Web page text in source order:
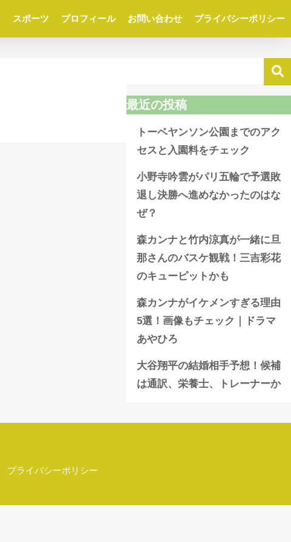
スポーツ プロフィール お問い合わせ プライバシーポリシー
最近の投稿
トーベヤンソン公園までのアク
セスと入園料をチェック
小野寺吟雲がパリ五輪で予選敗
退し決勝へ進めなかったのはな
ぜ？
森カンナと竹内涼真が一緒に旦
那さんのバスケ観戦！三吉彩花
のキューピットかも
森カンナがイケメンすぎる理由
5選！画像もチェック｜ドラマ
あやひろ
大谷翔平の結婚相手予想！候補
は通訳、栄養士、トレーナーか
プライバシーポリシー